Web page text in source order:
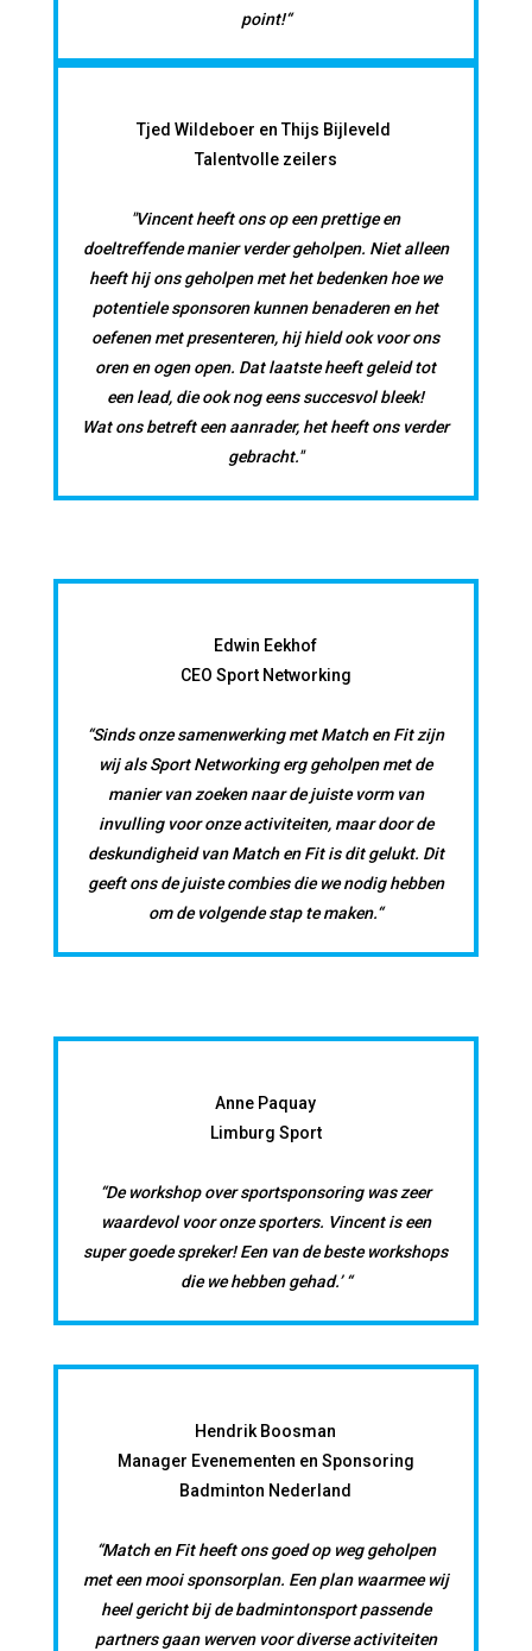
point!“
Tjed Wildeboer en Thijs Bijleveld
Talentvolle zeilers
"Vincent heeft ons op een prettige en
doeltreffende manier verder geholpen. Niet alleen
heeft hij ons geholpen met het bedenken hoe we
potentiele sponsoren kunnen benaderen en het
oefenen met presenteren, hij hield ook voor ons
oren en ogen open. Dat laatste heeft geleid tot
een lead, die ook nog eens succesvol bleek!
Wat ons betreft een aanrader, het heeft ons verder
gebracht."
Edwin Eekhof
CEO Sport Networking
“Sinds onze samenwerking met Match en Fit zijn
wij als Sport Networking erg geholpen met de
manier van zoeken naar de juiste vorm van
invulling voor onze activiteiten, maar door de
deskundigheid van Match en Fit is dit gelukt. Dit
geeft ons de juiste combies die we nodig hebben
om de volgende stap te maken.“
Anne Paquay
Limburg Sport
“De workshop over sportsponsoring was zeer
waardevol voor onze sporters. Vincent is een
super goede spreker! Een van de beste workshops
die we hebben gehad.’ “
Hendrik Boosman
Manager Evenementen en Sponsoring
Badminton Nederland
“Match en Fit heeft ons goed op weg geholpen
met een mooi sponsorplan. Een plan waarmee wij
heel gericht bij de badmintonsport passende
partners gaan werven voor diverse activiteiten